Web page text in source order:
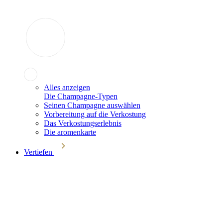
Alles anzeigen
Die Champagne-Typen
Seinen Champagne auswählen
Vorbereitung auf die Verkostung
Das Verkostungserlebnis
Die aromenkarte
Vertiefen